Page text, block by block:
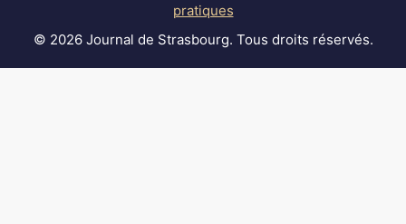
pratiques
© 2026 Journal de Strasbourg. Tous droits réservés.